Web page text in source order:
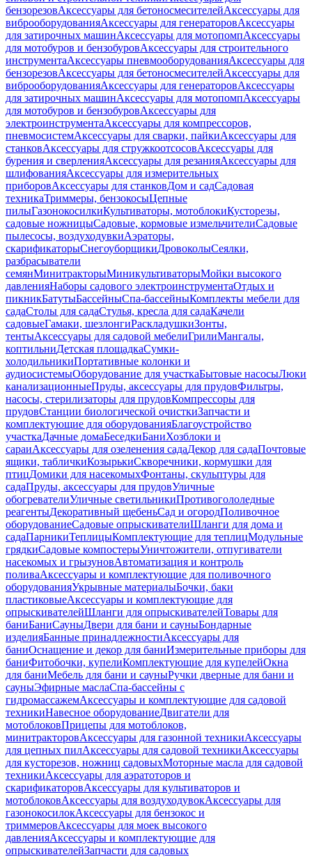
бензорезовАксессуары для бетоносмесителейАксессуары для
виброоборудованияАксессуары для генераторовАксессуары
для затирочных машинАксессуары для мотопомпАксессуары
для мотобуров и бензобуровАксессуары для строительного
инструментаАксессуары пневмооборудованияАксессуары для
бензорезовАксессуары для бетоносмесителейАксессуары для
виброоборудованияАксессуары для генераторовАксессуары
для затирочных машинАксессуары для мотопомпАксессуары
для мотобуров и бензобуровАксессуары для
электроинструментаАксессуары для компрессоров,
пневмосистемАксессуары для сварки, пайкиАксессуары для
станковАксессуары для стружкоотсосовАксессуары для
бурения и сверленияАксессуары для резанияАксессуары для
шлифованияАксессуары для измерительных
приборовАксессуары для станковДом и садСадовая
техникаТриммеры, бензокосыЦепные
пилыГазонокосилкиКультиваторы, мотоблокиКусторезы,
садовые ножницыСадовые, кормовые измельчителиСадовые
пылесосы, воздуходувкиАэраторы,
скарификаторыСнегоуборщикиДровоколыСеялки,
разбрасыватели
семянМинитракторыМиникультиваторыМойки высокого
давленияНаборы садового электроинструментаОтдых и
пикникБатутыБассейныСпа-бассейныКомплекты мебели для
садаСтолы для садаСтулья, кресла для садаКачели
садовыеГамаки, шезлонгиРаскладушкиЗонты,
тентыАксессуары для садовой мебелиГрилиМангалы,
коптильниДетская площадкаСумки-
холодильникиПортативные колонки и
аудиосистемыОборудование для участкаБытовые насосыЛюки
канализационныеПруды, аксессуары для прудовФильтры,
насосы, стерилизаторы для прудовКомпрессоры для
прудовСтанции биологической очисткиЗапчасти и
комплектующие для оборудованияБлагоустройство
участкаДачные домаБеседкиБаниХозблоки и
сараиАксессуары для озеленения садаДекор для садаПочтовые
ящики, табличкиКозырькиСкворечники, кормушки для
птицДомики для насекомыхФонтаны, скульптуры для
садаПруды, аксессуары для прудовУличные
обогревателиУличные светильникиПротивогололедные
реагентыДекоративный щебеньСад и огородПоливочное
оборудованиеСадовые опрыскивателиШланги для дома и
садаПарникиТеплицыКомплектующие для теплицМодульные
грядкиСадовые компостерыУничтожители, отпугиватели
насекомых и грызуновАвтоматизация и контроль
поливаАксессуары и комплектующие для поливочного
оборудованияУкрывные материалыБочки, баки
пластиковыеАксессуары и комплектующие для
опрыскивателейШланги для опрыскивателейТовары для
баниБаниСауныДвери для бани и сауныБондарные
изделияБанные принадлежностиАксессуары для
баниОснащение и декор для баниИзмерительные приборы для
баниФитобочки, купелиКомплектующие для купелейОкна
для баниМебель для бани и сауныРучки дверные для бани и
сауныЭфирные маслаСпа-бассейны с
гидромассажемАксессуары и комплектующие для садовой
техникиНавесное оборудованиеДвигатели для
мотоблоковПрицепы для мотоблоков,
минитракторовАксессуары для газонной техникиАксессуары
для цепных пилАксессуары для садовой техникиАксессуары
для кусторезов, ножниц садовыхМоторные масла для садовой
техникиАксессуары для аэратоторов и
скарификаторовАксессуары для культиваторов и
мотоблоковАксессуары для воздуходувокАксессуары для
газонокосилокАксессуары для бензокос и
триммеровАксессуары для моек высокого
давленияАксессуары и комплектующие для
опрыскивателейЗапчасти для садовых